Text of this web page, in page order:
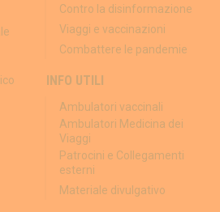
Contro la disinformazione
Viaggi e vaccinazioni
Combattere le pandemie
INFO UTILI
Ambulatori vaccinali
Ambulatori Medicina dei
Viaggi
Patrocini e Collegamenti
esterni
Materiale divulgativo